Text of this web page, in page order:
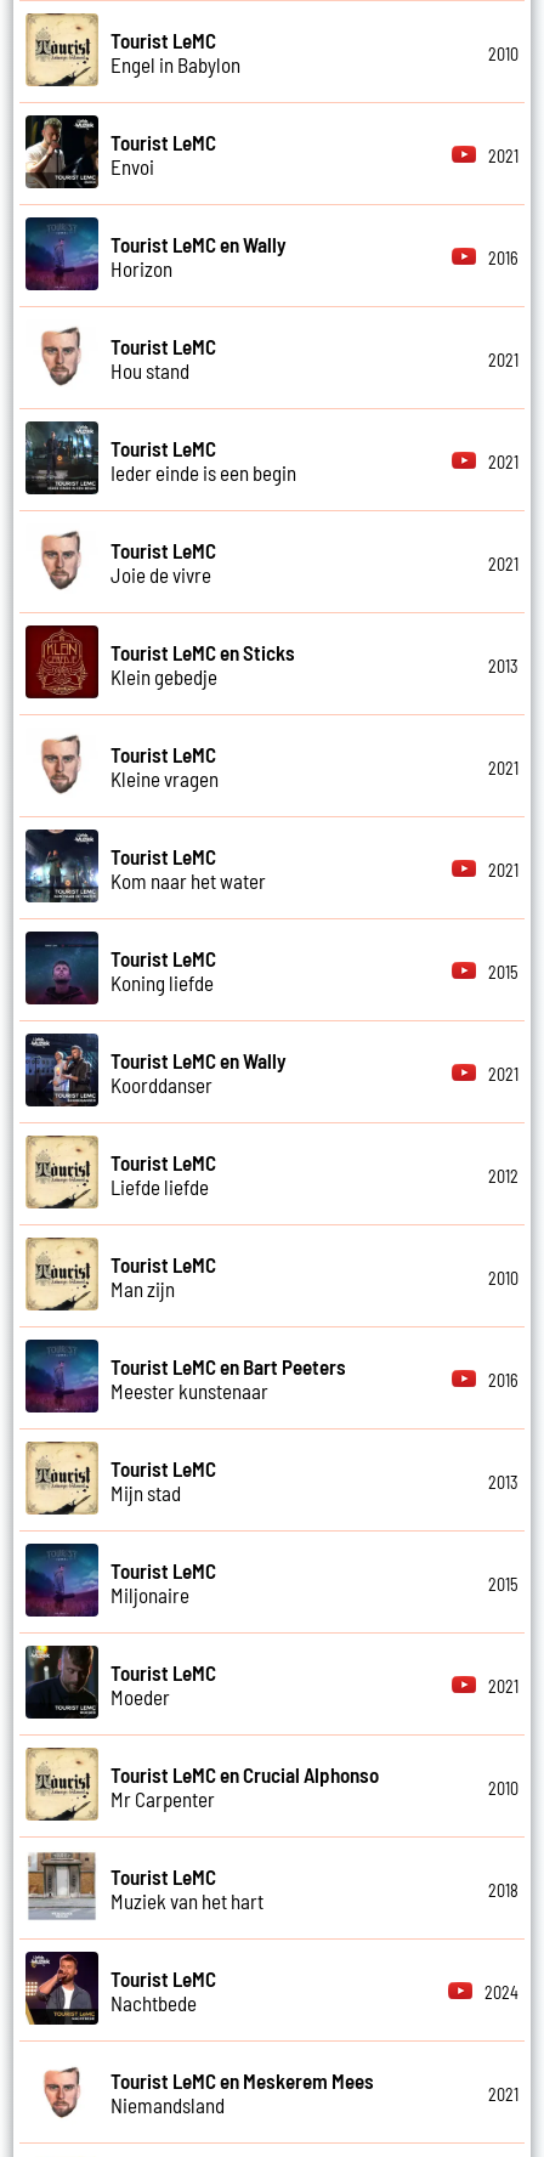
Tourist LeMC
Engel in Babylon
2010
Tourist LeMC
Envoi
2021
Tourist LeMC en Wally
Horizon
2016
Tourist LeMC
Hou stand
2021
Tourist LeMC
Ieder einde is een begin
2021
Tourist LeMC
Joie de vivre
2021
Tourist LeMC en Sticks
Klein gebedje
2013
Tourist LeMC
Kleine vragen
2021
Tourist LeMC
Kom naar het water
2021
Tourist LeMC
Koning liefde
2015
Tourist LeMC en Wally
Koorddanser
2021
Tourist LeMC
Liefde liefde
2012
Tourist LeMC
Man zijn
2010
Tourist LeMC en Bart Peeters
Meester kunstenaar
2016
Tourist LeMC
Mijn stad
2013
Tourist LeMC
Miljonaire
2015
Tourist LeMC
Moeder
2021
Tourist LeMC en Crucial Alphonso
Mr Carpenter
2010
Tourist LeMC
Muziek van het hart
2018
Tourist LeMC
Nachtbede
2024
Tourist LeMC en Meskerem Mees
Niemandsland
2021